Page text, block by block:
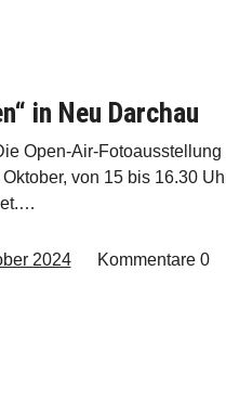
in Neu Darchau
Open-Air-Fotoausstellung
von 15 bis 16.30
2024 Kommentare 0